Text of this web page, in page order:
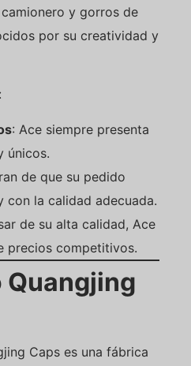
y gorros de
por su creatividad y
:
: Ace siempre presenta
únicos.
de que su pedido
con la calidad adecuada.
de su alta calidad, Ace
precios competitivos.
Quangjing
Caps es una fábrica